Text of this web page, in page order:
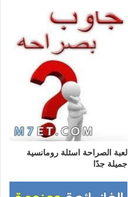
لعبة الصراحة اسئلة رومانسية
جميلة جدًا